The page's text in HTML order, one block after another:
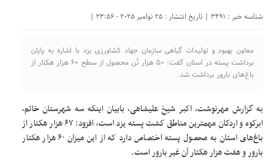
شناسه خبر : 3491 | تاریخ انتشار : 25 نوامبر 2025 - 23:56 |
معاون بهبود و تولیدات گیاهی سازمان جهاد کشاورزی یزد با اشاره به پایان
برداشت پسته در استان گفت: ۵۰ هزار تُن محصول از سطح ۶۰ هزار هکتار از
باغ‌های بارور برداشت شد.
به گزارش مهرنوشت، اکبر شیخ علیشاهی، بابیان اینکه سه شهرستان خاتم،
ابرکوه و اردکان مهمترین مناطق کشت پسته یزد است، افزود: ۶۷ هزار هکتار از
باغ‌های استان به محصول پسته اختصاص دارد که از این میزان ۶۰ هزار هکتار
بارور و هفت هزار هکتار آن غیر بارور است.